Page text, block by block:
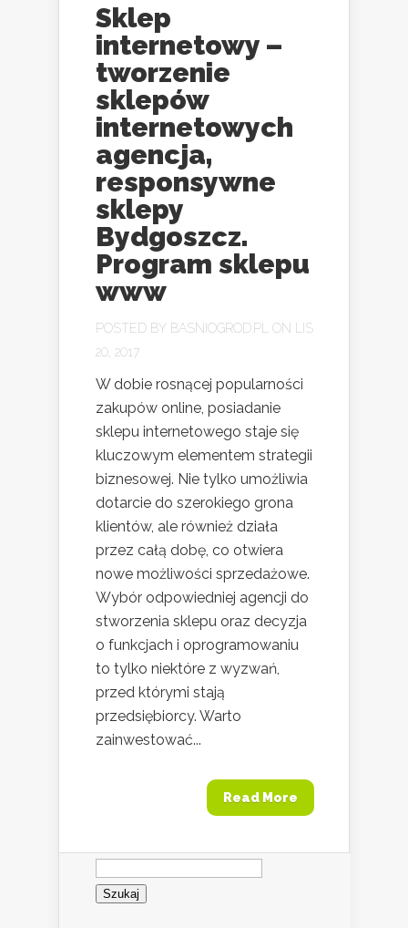
Sklep
internetowy –
tworzenie
sklepów
internetowych
agencja,
responsywne
sklepy
Bydgoszcz.
Program sklepu
www
POSTED BY BASNIOGROD.PL
ON LIS
20, 2017
W dobie rosnącej popularności
zakupów online, posiadanie
sklepu internetowego staje się
kluczowym elementem strategii
biznesowej. Nie tylko umożliwia
dotarcie do szerokiego grona
klientów, ale również działa
przez całą dobę, co otwiera
nowe możliwości sprzedażowe.
Wybór odpowiedniej agencji do
stworzenia sklepu oraz decyzja
o funkcjach i oprogramowaniu
to tylko niektóre z wyzwań,
przed którymi stają
przedsiębiorcy. Warto
zainwestować...
Read More
Szukaj: